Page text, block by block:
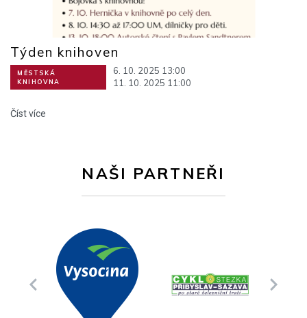
MĚSTSKÁ
KNIHOVNA
6. 10. 2025 13:00
11. 10. 2025 11:00
Týden knihoven
Číst více
NAŠI PARTNEŘI